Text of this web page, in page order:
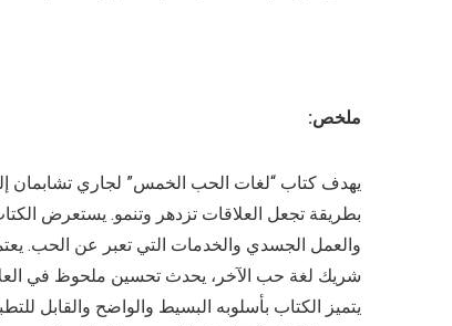
ملخص:
يهدف كتاب “لغات الحب الخمس” لجاري تشابمان
بطريقة تجعل العلاقات تزدهر وتنمو. يستعرض
والعمل الجسدي والخدمات التي تعبر عن الحب.
شريك لغة حب الآخر، يحدث تحسين ملحوظ في
يتميز الكتاب بأسلوبه البسيط والواضح والقابل